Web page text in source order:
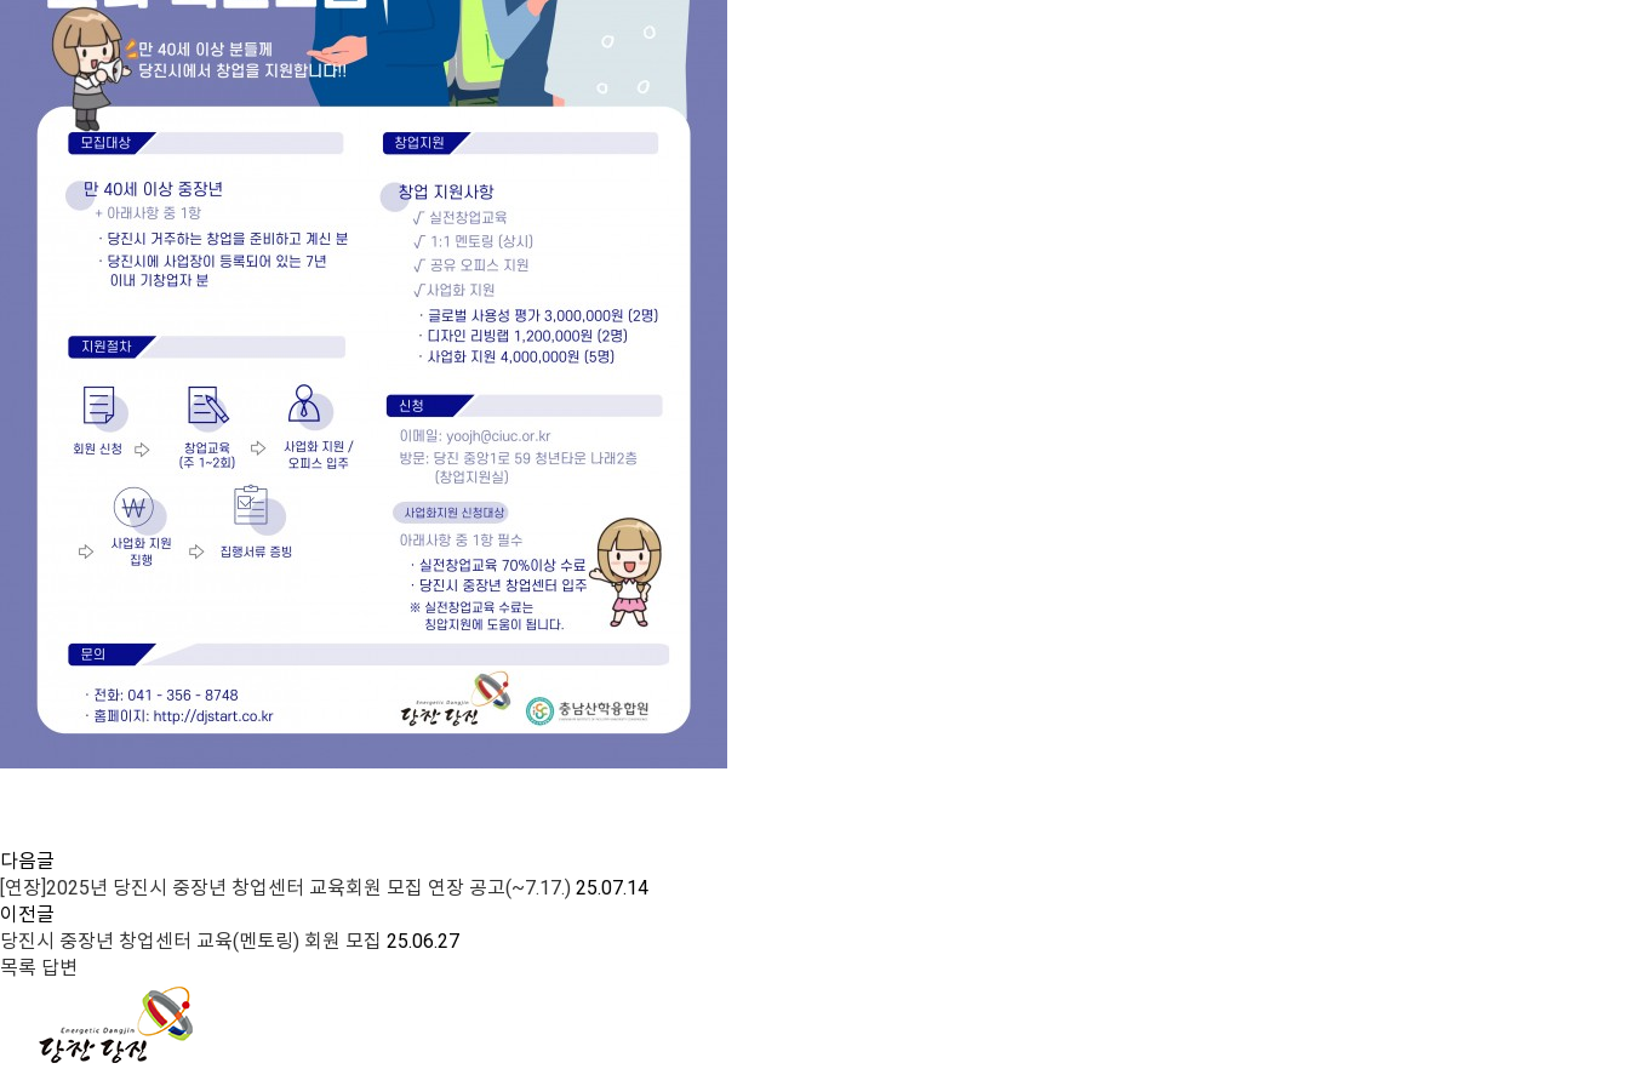
다음글
[연장]2025년 당진시 중장년 창업센터 교육회원 모집 연장 공고(~7.17.) 25.07.14
이전글
당진시 중장년 창업센터 교육(멘토링) 회원 모집 25.06.27
목록 답변